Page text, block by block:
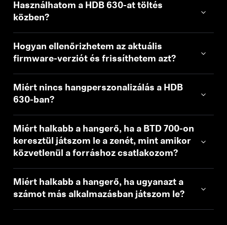
Használhatom a HDB 630-at töltés
közben?
Hogyan ellenőrizhetem az aktuális
firmware-verziót és frissíthetem azt?
Miért nincs hangperszonalizálás a HDB
630-ban?
Miért halkabb a hangerő, ha a BTD 700-on
keresztül játszom le a zenét, mint amikor
közvetlenül a forráshoz csatlakozom?
Miért halkabb a hangerő, ha ugyanazt a
számot más alkalmazásban játszom le?
Bejelentkezés szükséges
Jelentkezz be fiókodba, hogy termékeket adj a
kívánságlistádhoz, és megtekinthesd a korábban